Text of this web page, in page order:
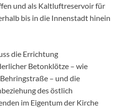
und als Kaltluftreservoir für
bis in die Innenstadt hinein
die Errichtung
Betonklötze – wie
– und die
des östlich
im Eigentum der Kirche